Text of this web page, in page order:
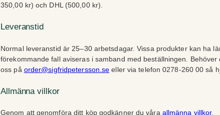
350,00 kr) och DHL (500,00 kr).
Leveranstid
Normal leveranstid är 25–30 arbetsdagar. Vissa produkter kan ha
förekommande fall aviseras i samband med beställningen.
oss på order@sigfridpetersson.se eller via telefon 0278-260 00 så
Allmänna villkor
Genom att genomföra ditt köp godkänner du våra allmänna villkor.